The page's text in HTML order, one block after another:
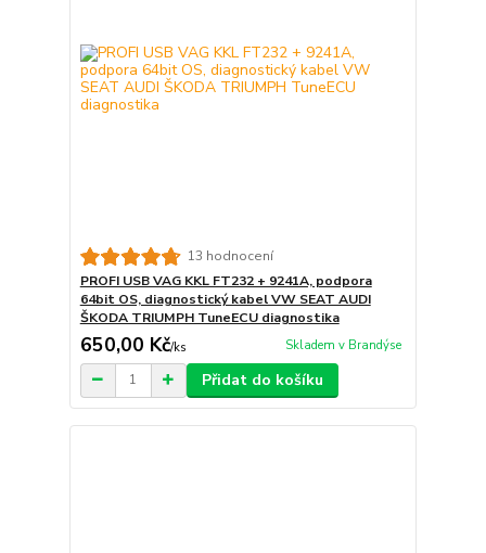
13 hodnocení
PROFI USB VAG KKL FT232 + 9241A, podpora
64bit OS, diagnostický kabel VW SEAT AUDI
ŠKODA TRIUMPH TuneECU diagnostika
650,00 Kč/ks Skladem v Brandýse
Přidat do košíku